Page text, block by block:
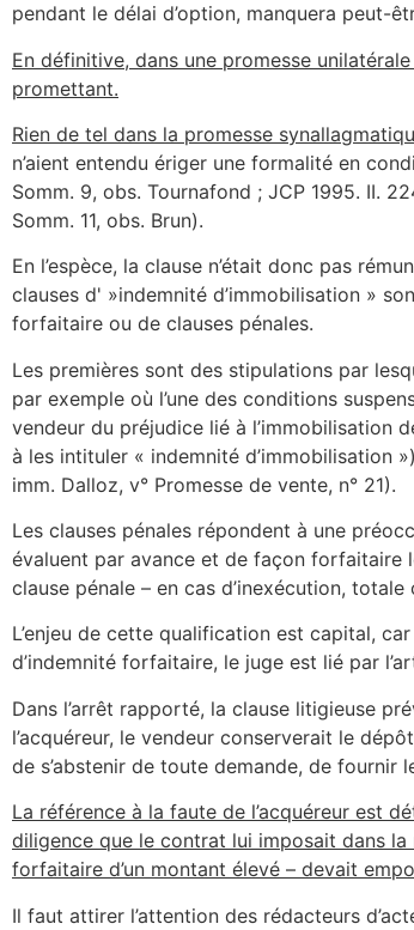
pendant le délai d’option, manquera peut-
En définitive, dans une promesse
promettant.
Rien de tel dans la promesse
n’aient entendu ériger une formalité en
Somm. 9, obs. Tournafond ; JCP 1995. II.
Somm. 11, obs. Brun).
En l’espèce, la clause n’était donc pas
clauses d' »indemnité d’immobilisation »
forfaitaire ou de clauses pénales.
Les premières sont des stipulations par
par exemple où l’une des conditions
vendeur du préjudice lié à l’immobilisation
à les intituler « indemnité d’immobilisation
imm. Dalloz, v° Promesse de vente, n° 21).
Les clauses pénales répondent à une
évaluent par avance et de façon forfaitaire
clause pénale – en cas d’inexécution,
L’enjeu de cette qualification est capital,
d’indemnité forfaitaire, le juge est lié par
Dans l’arrêt rapporté, la clause litigieuse
l’acquéreur, le vendeur conserverait le
de s’abstenir de toute demande, de
La référence à la faute de l’acquéreur est
diligence que le contrat lui imposait dans la
forfaitaire d’un montant élevé – devait
Il faut attirer l’attention des rédacteurs